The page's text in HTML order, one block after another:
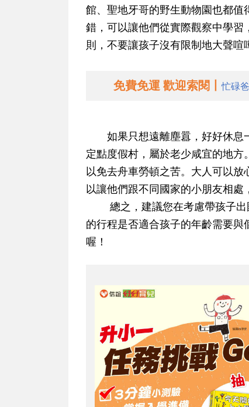
館、聖地牙哥的野生動物園也都
錯，可以讓他們從實際觀察中學習
則，不要讓孩子沒有限制地大聲喧
免費免運 歡迎索閱丨忙碌
如果只想遠離塵囂，好好休息
定點度假村，屬於老少咸宜的地
以免去舟車勞頓之苦。大人可以
以讓他們跟不同國家的小朋友相處
總之，建議您在考慮帶孩子出
的行程是否適合孩子的年齡需要
喔！